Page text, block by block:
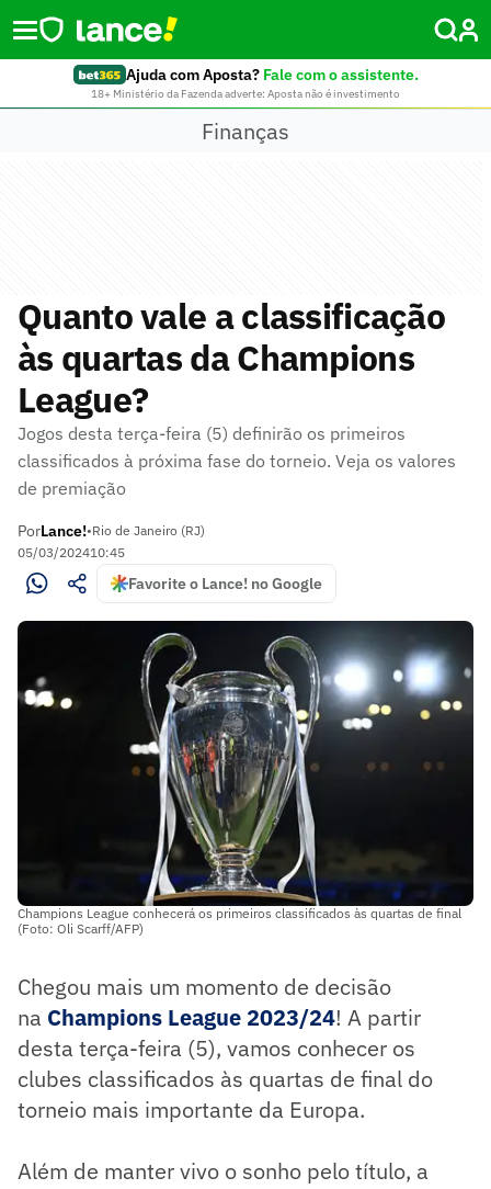
Ajuda com Aposta? Fale com o assistente.
18+ Ministério da Fazenda adverte: Aposta não é investimento
Finanças
Quanto vale a classificação
às quartas da Champions
League?
Jogos desta terça-feira (5) definirão os primeiros
classificados à próxima fase do torneio. Veja os valores
de premiação
PorLance!•Rio de Janeiro (RJ)
05/03/202410:45
Favorite o Lance! no Google
Champions League conhecerá os primeiros classificados às quartas de final
(Foto: Oli Scarff/AFP)
Chegou mais um momento de decisão
na Champions League 2023/24! A partir
desta terça-feira (5), vamos conhecer os
clubes classificados às quartas de final do
torneio mais importante da Europa.
Além de manter vivo o sonho pelo título, a